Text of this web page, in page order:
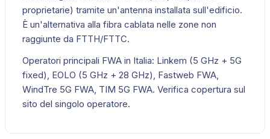
proprietarie) tramite un'antenna installata sull'edificio.
È un'alternativa alla fibra cablata nelle zone non
raggiunte da FTTH/FTTC.
Operatori principali FWA in Italia: Linkem (5 GHz + 5G
fixed), EOLO (5 GHz + 28 GHz), Fastweb FWA,
WindTre 5G FWA, TIM 5G FWA. Verifica copertura sul
sito del singolo operatore.